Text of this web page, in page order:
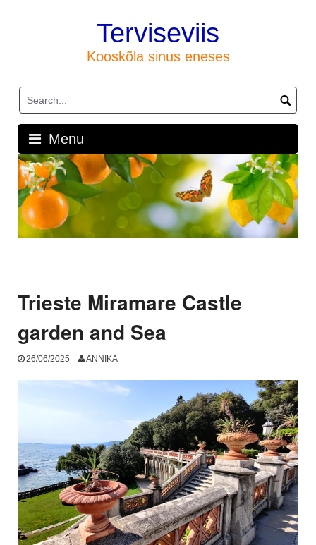
Terviseviis
Kooskõla sinus eneses
Menu
Trieste Miramare Castle
garden and Sea
26/06/2025 ANNIKA